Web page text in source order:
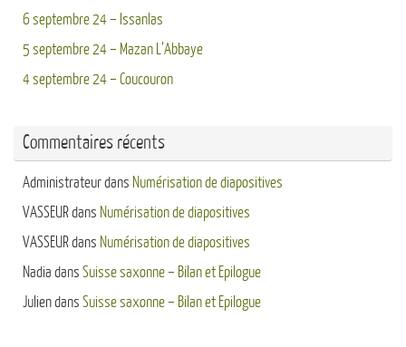
6 septembre 24 – Issanlas
5 septembre 24 – Mazan L’Abbaye
4 septembre 24 – Coucouron
Commentaires récents
Administrateurdans Numérisation de diapositives
VASSEURdans Numérisation de diapositives
VASSEURdans Numérisation de diapositives
Nadia dans Suisse saxonne – Bilan et Epilogue
Juliendans Suisse saxonne – Bilan et Epilogue